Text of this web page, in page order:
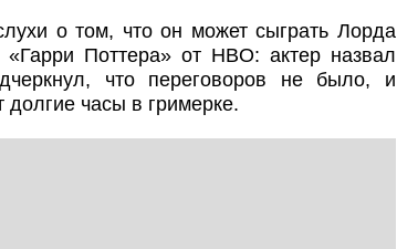
о том, что он может сыграть Лорда
Поттера» от HBO: актер назвал
что переговоров не было, и
долгие часы в гримерке.